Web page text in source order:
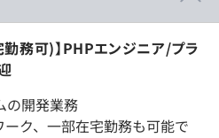
勤務可)】PHPエンジニア/プラ
の開発業務
ク、一部在宅勤務も可能で